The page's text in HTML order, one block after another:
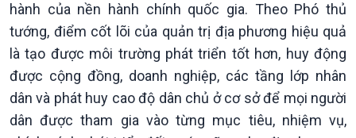
Kinh tế
Tin Kinh tế
Trước giờ mở cửa
Dòng chảy Kinh tế
Nông nghiệp & Biển đảo
Tin Nông nghiệp & Biển
đảo
Mùa vàng
hành của nền hành chính quốc gia. Theo Phó thủ
tướng, điểm cốt lõi của quản trị địa phương hiệu quả
là tạo được môi trường phát triển tốt hơn, huy động
được cộng đồng, doanh nghiệp, các tầng lớp nhân
dân và phát huy cao độ dân chủ ở cơ sở để mọi người
dân được tham gia vào từng mục tiêu, nhiệm vụ,